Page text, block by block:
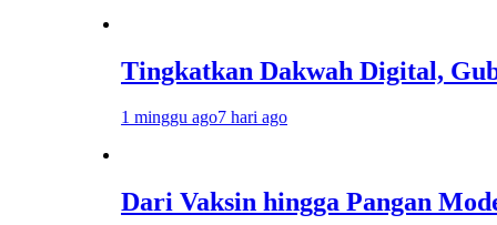
Tingkatkan Dakwah Digital, Gubernur
1 minggu ago7 hari ago
Dari Vaksin hingga Pangan Modern,